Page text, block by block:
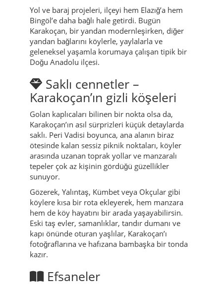
Yol ve baraj projeleri, ilçeyi hem Elazığ’a hem
Bingöl’e daha bağlı hale getirdi. Bugün
Karakoçan, bir yandan modernleşirken, diğer
yandan bağlarını köylerle, yaylalarla ve
geleneksel yaşamla korumaya çalışan tipik bir
Doğu Anadolu ilçesi.
Saklı cennetler –
Karakoçan’ın gizli köşeleri
Golan kaplıcaları bilinen bir nokta olsa da,
Karakoçan’ın asıl sürprizleri küçük detaylarda
saklı. Peri Vadisi boyunca, ana alanın biraz
ötesinde kalan sessiz piknik noktaları, köyler
arasında uzanan toprak yollar ve manzaralı
tepeler çok az kişinin gördüğü güzellikler
sunuyor.
Gözerek, Yalıntaş, Kümbet veya Okçular gibi
köylere kısa bir rota ekleyerek, hem manzara
hem de köy hayatını bir arada yaşayabilirsin.
Eski taş evler, samanlıklar, tandır dumanı ve
kapı önünde oturan yaşlılar, Karakoçan’ı
fotoğraflarına ve hafızana bambaşka bir tonda
kazır.
Efsaneler